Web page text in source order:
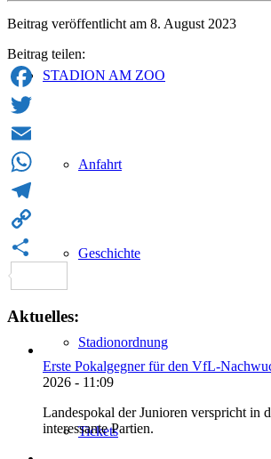
STADION AM ZOO
Anfahrt
Geschichte
Stadionordnung
Tickets
Beitrag veröffentlicht am 8. August 2023
Beitrag teilen:
Facebook
Twitter
Email
WhatsApp
Telegram
Copy
Link
Aktuelles:
Erste Pokalgegner für den VfL-
2026 - 11:09
Landespokal der Junioren verspricht in
interessante Partien.